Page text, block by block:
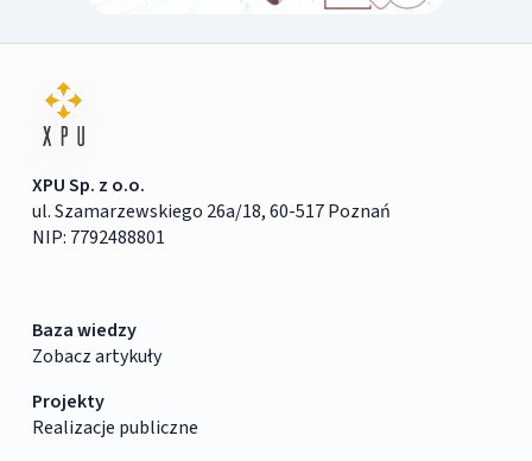
XPU Sp. z o.o.
ul. Szamarzewskiego 26a/18, 60-517 Poznań
NIP: 7792488801
Baza wiedzy
Zobacz artykuły
Projekty
Realizacje publiczne